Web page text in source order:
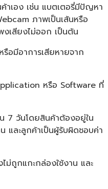
เอง เช่น แบตเตอรี่มีปัญหา
ภาพเป็นเส้นหรือ
เสียงไม่ออก เป็นต้น
อมีอาการเสียหายจาก
หรือ Software ที่
7 วันโดยสินค้าต้องอยู่ใน
และลูกค้าเป็นผู้รับผิดชอบค่า
ม่ถูกแกะกล่องใช้งาน และ